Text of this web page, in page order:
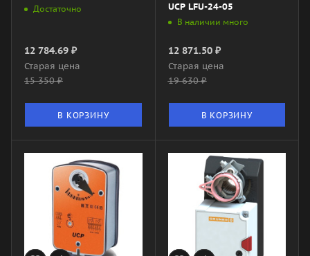
Достаточно
12 784.69 ₽
Старая цена
15 350₽
В КОРЗИНУ
UCP LFU-24-05
В наличии много
12 871.50₽
Старая цена
19 630₽
В КОРЗИНУ